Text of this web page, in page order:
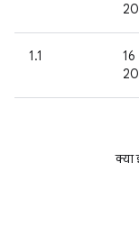
1.1
क्या